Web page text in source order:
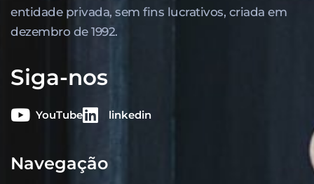
entidade privada, sem fins lucrativos, criada em
dezembro de 1992.
Siga-nos
YouTube linkedin
Navegação